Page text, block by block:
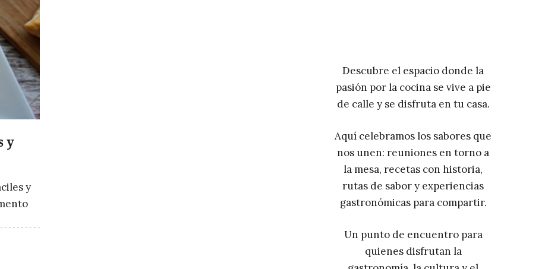
y
y
Descubre el espacio donde la
pasión por la cocina se vive a pie
de calle y se disfruta en tu casa.
Aquí celebramos los sabores que
nos unen: reuniones en torno a
la mesa, recetas con historia,
rutas de sabor y experiencias
gastronómicas para compartir.
Un punto de encuentro para
quienes disfrutan la